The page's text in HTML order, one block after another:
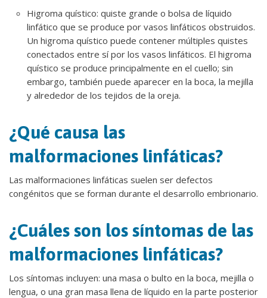
Higroma quístico: quiste grande o bolsa de líquido
linfático que se produce por vasos linfáticos obstruidos.
Un higroma quístico puede contener múltiples quistes
conectados entre sí por los vasos linfáticos. El higroma
quístico se produce principalmente en el cuello; sin
embargo, también puede aparecer en la boca, la mejilla
y alrededor de los tejidos de la oreja.
¿Qué causa las
malformaciones linfáticas?
Las malformaciones linfáticas suelen ser defectos
congénitos que se forman durante el desarrollo embrionario.
¿Cuáles son los síntomas de las
malformaciones linfáticas?
Los síntomas incluyen: una masa o bulto en la boca, mejilla o
lengua, o una gran masa llena de líquido en la parte posterior